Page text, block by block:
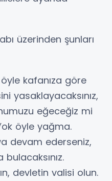
üzerinden şunları
kafanıza göre
yasaklayacaksınız,
eğeceğiz mi
öyle yağma.
devam ederseniz,
bulacaksınız.
devletin valisi olun.